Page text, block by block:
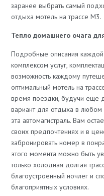
заранее выбрать самый
отдыха мотель на трассе
Тепло домашнего очага
Подробные описания
комплексом услуг,
возможность каждому
оптимальный мотель на
время поездки, будучи еще
вариант для отдыха в
эта автомагистраль. Вам
своих предпочтениях и в
забронировать номер в
этого момента можно быть
только холодная долгая
благоустроенный ночлег и
благоприятных условиях.